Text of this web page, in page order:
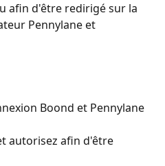
afin d'être redirigé sur la
Pennylane et
Boond et Pennylane
autorisez afin d'être